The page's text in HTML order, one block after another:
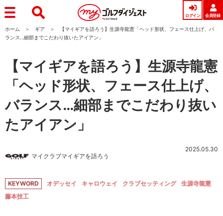
ログイン 会員登録
ホーム ギア
【マイギアを語ろう】生源寺龍憲「ヘッド形状、フェース仕上げ、バ
ランス…細部までこだわり抜いたアイアン」
【マイギアを語ろう】生源寺龍憲
「ヘッド形状、フェース仕上げ、
バランス…細部までこだわり抜い
たアイアン」
マイクラブマイギアを語ろう
2025.05.30
KEYWORD オデッセイ キャロウェイ クラブセッティング
生源寺龍憲
藤本技工